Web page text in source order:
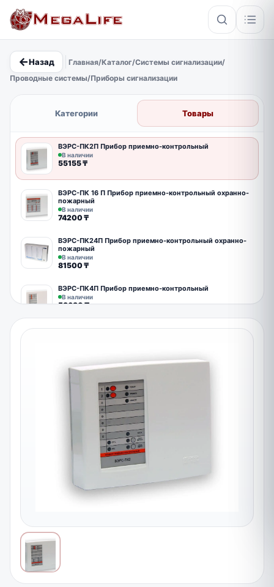
×
←Назад Главная/Каталог/Системы сигнализации/
Проводные системы/Приборы сигнализации
Категории Товары
ВЭРС-ПК2П Прибор приемно-контрольный
В наличии
55155₸
ВЭРС-ПК 16 П Прибор приемно-контрольный охранно-
пожарный
В наличии
74200₸
ВЭРС-ПК24П Прибор приемно-контрольный охранно-
пожарный
В наличии
81500₸
ВЭРС-ПК4П Прибор приемно-контрольный
В наличии
58680₸
DS-PHA20-P 4 шлейфа прибор гибридный
DS-PHA64-LP Гибридная панель управления Hikvision